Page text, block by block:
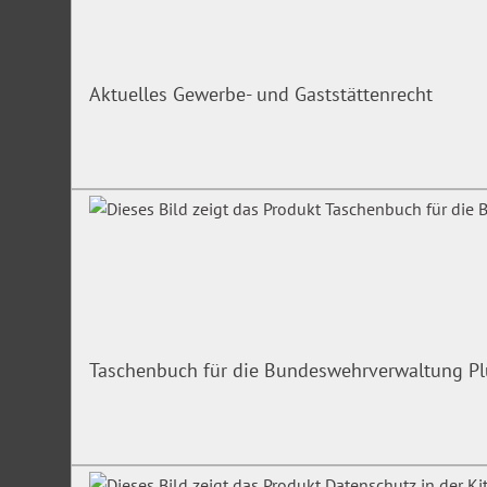
Aktuelles Gewerbe- und Gaststättenrecht
Taschenbuch für die Bundeswehrverwaltung